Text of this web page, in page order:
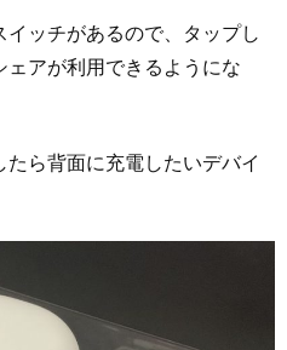
ッチがあるので、タップし
アが利用できるようにな
ら背面に充電したいデバイ